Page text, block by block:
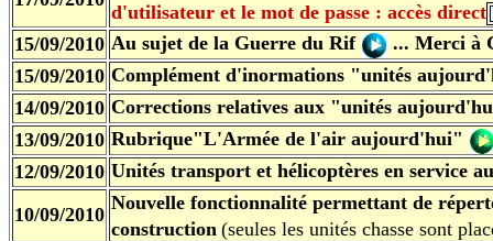
d'utilisateur et le mot de passe : accès direct
15/09/2010 Au sujet de la Guerre du Rif
... Merci à
15/09/2010 Complément d'inormations "unités
14/09/2010 Corrections relatives aux "unités
13/09/2010 Rubrique"L'Armée de l'air aujourd'hui"
12/09/2010 Unités transport et hélicoptères en service
10/09/2010
Nouvelle fonctionnalité permettant de
construction (seules les unités chasse sont